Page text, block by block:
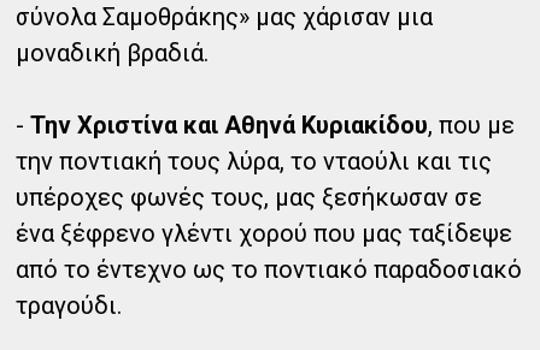
σύνολα Σαμοθράκης» μας χάρισαν μια
μοναδική βραδιά.
-Την Χριστίνα και Αθηνά Κυριακίδου, που με
την ποντιακή τους λύρα, το νταούλι και τις
υπέροχες φωνές τους, μας ξεσήκωσαν σε
ένα ξέφρενο γλέντι χορού που μας ταξίδεψε
από το έντεχνο ως το ποντιακό παραδοσιακό
τραγούδι.